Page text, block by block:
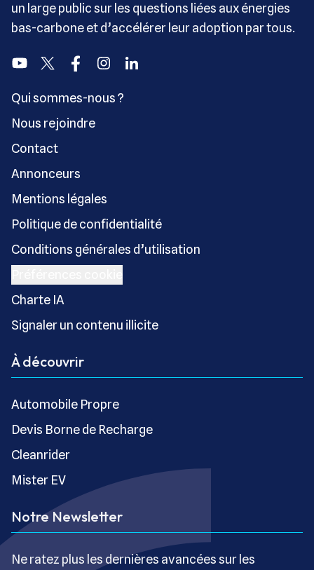
un large public sur les questions liées aux énergies
bas-carbone et d’accélérer leur adoption par tous.
YoutubeTwitter FacebookInstagramLinkedin
Qui sommes-nous ?
Nous rejoindre
Contact
Annonceurs
Mentions légales
Politique de confidentialité
Conditions générales d’utilisation
Charte IA
Signaler un contenu illicite
À découvrir
Automobile Propre
Devis Borne de Recharge
Cleanrider
Mister EV
Notre Newsletter
Ne ratez plus les dernières avancées sur les